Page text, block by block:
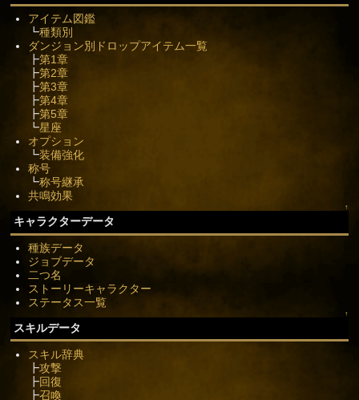
アイテム図鑑
┗種類別
ダンジョン別ドロップアイテム一覧
┣第1章
┣第2章
┣第3章
┣第4章
┣第5章
┗星座
オプション
┗装備強化
称号
┗称号継承
共鳴効果
↑
キャラクターデータ
種族データ
ジョブデータ
二つ名
ストーリーキャラクター
ステータス一覧
↑
スキルデータ
スキル辞典
┣攻撃
┣回復
┣召喚